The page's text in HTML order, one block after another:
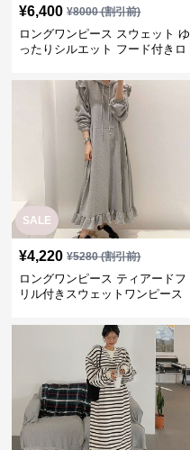
¥6,400 ¥8000(割引前)
ロングワンピース スウェット ゆ
ったりシルエット フード付きロ
SALE
¥4,220 ¥5280(割引前)
ロングワンピース ティアードフ
リル付きスウェットワンピース